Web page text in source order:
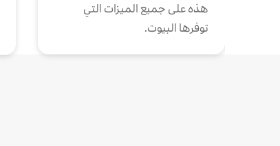
هذه على جميع الميزات التي
توفرها البيوت.